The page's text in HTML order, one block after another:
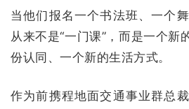
当他们报名一个书法班、一个
从来不是“一门课”，而是一个新
份认同、一个新的生活方式。
作为前携程地面交通事业群总